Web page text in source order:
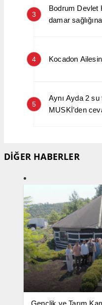
3
Bodrum Devlet
damar
4 Kocadon
5
Aynı Ayda 2 su
MUSKİ’den
DİĞER HABERLER
Gençlik ve Tarım